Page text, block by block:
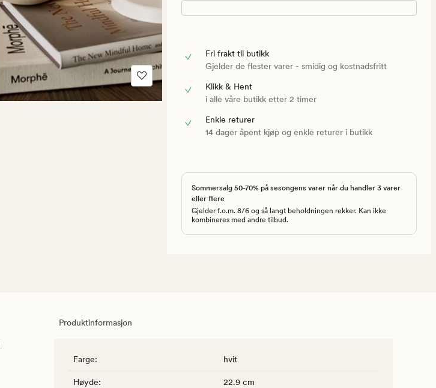
Fri frakt til butikk
Gjelder de flester varer - smidig og kostnadsfritt
Klikk & Hent
i alle våre butikk etter 2 timer
Enkle returer
14 dager åpent kjøp og enkle returer i butikk
Sommersalg 50-70% på sesongens varer når du handler 3 varer
eller flere
Gjelder f.o.m. 8/6 og så langt beholdningen rekker. Kan ikke
kombineres med andre tilbud.
Produktinformasjon
Farge: hvit
Høyde: 22.9 cm